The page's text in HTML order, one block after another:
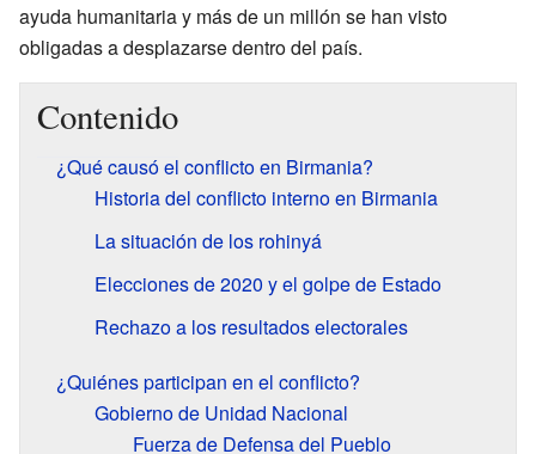
ayuda humanitaria y más de un millón se han visto
obligadas a desplazarse dentro del país.
Contenido
¿Qué causó el conflicto en Birmania?
Historia del conflicto interno en Birmania
La situación de los rohinyá
Elecciones de 2020 y el golpe de Estado
Rechazo a los resultados electorales
¿Quiénes participan en el conflicto?
Gobierno de Unidad Nacional
Fuerza de Defensa del Pueblo